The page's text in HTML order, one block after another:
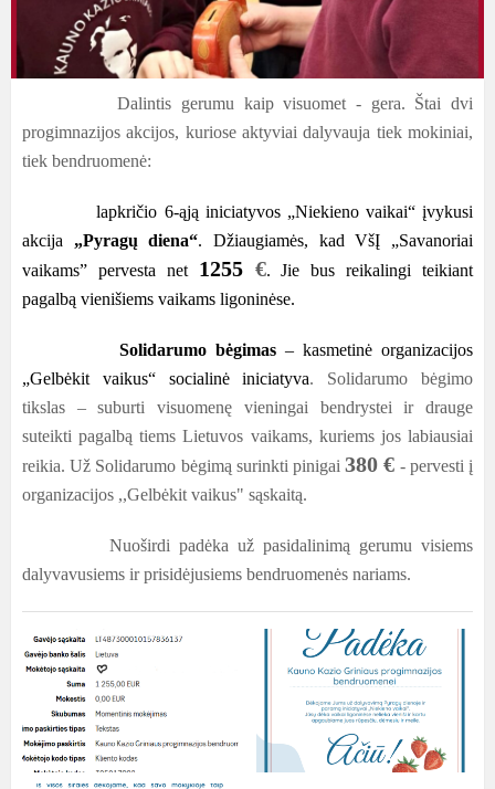
Dalintis gerumu kaip visuomet - gera. Štai dvi
progimnazijos akcijos, kuriose aktyviai dalyvauja tiek mokiniai,
tiek bendruomenė:
lapkričio 6-ąją iniciatyvos „Niekieno vaikai“ įvykusi
akcija „Pyragų diena“. Džiaugiamės, kad VšĮ „Savanoriai
vaikams” pervesta net 1255 €. Jie bus reikalingi teikiant
pagalbą vienišiems vaikams ligoninėse.
Solidarumo bėgimas – kasmetinė organizacijos
„Gelbėkit vaikus“ socialinė iniciatyva. Solidarumo bėgimo
tikslas – suburti visuomenę vieningai bendrystei ir drauge
suteikti pagalbą tiems Lietuvos vaikams, kuriems jos labiausiai
reikia. Už Solidarumo bėgimą surinkti pinigai380 € - pervesti į
organizacijos ,,Gelbėkit vaikus" sąskaitą.
Nuoširdi padėka už pasidalinimą gerumu visiems
dalyvavusiems ir prisidėjusiems bendruomenės nariams.